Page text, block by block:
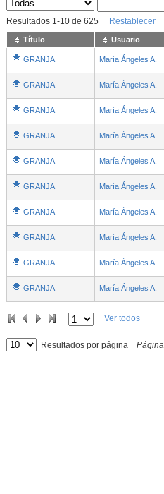
Sus archivos
Resultados 1 -10de 625 Restablecer
Título Usuario
GRANJA María Ángeles A.
GRANJA María Ángeles A.
GRANJA María Ángeles A.
GRANJA María Ángeles A.
GRANJA María Ángeles A.
GRANJA María Ángeles A.
GRANJA María Ángeles A.
GRANJA María Ángeles A.
GRANJA María Ángeles A.
GRANJA María Ángeles A.
Ver todos
Resultados por página Página